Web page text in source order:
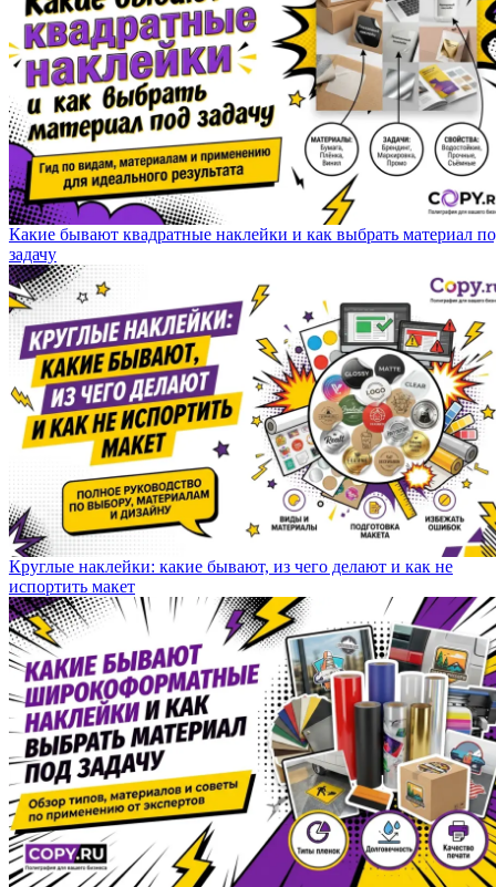
Какие бывают квадратные наклейки и как выбрать материал
задачу
Круглые наклейки: какие бывают, из чего делают и как не
испортить макет